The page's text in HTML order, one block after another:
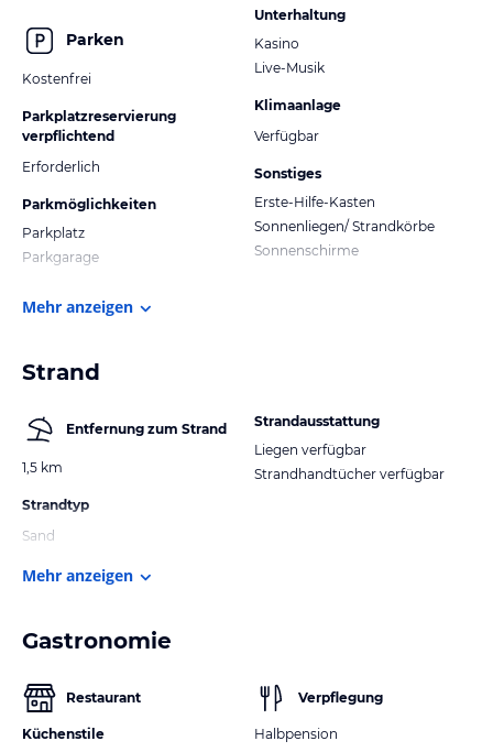
Parken
Kostenfrei
Parkplatzreservierung
verpflichtend
Erforderlich
Parkmöglichkeiten
Parkplatz
Parkgarage
Unterhaltung
Kasino
Live-Musik
Klimaanlage
Verfügbar
Sonstiges
Erste-Hilfe-Kasten
Sonnenliegen/ Strandkörbe
Sonnenschirme
Mehr anzeigen
Strand
Entfernung zum Strand
1,5 km
Strandtyp
Sand
Strandausstattung
Liegen verfügbar
Strandhandtücher verfügbar
Mehr anzeigen
Gastronomie
Restaurant
Küchenstile
Verpflegung
Halbpension